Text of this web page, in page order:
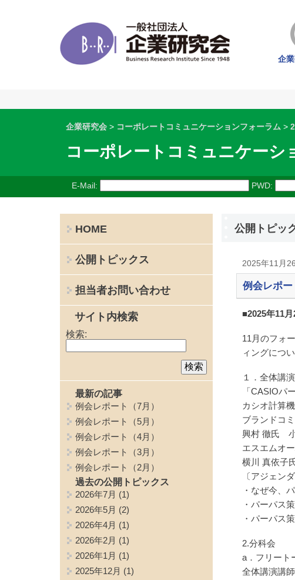
企
企業研究会 > コーポレートコミュニケーションフォーラム >
コーポレートコミュニケーシ
E-Mail: PWD:
公開トピッ
2025年11月
例会レポー
■2025年11月
11月のフォ
ィングにつ
１．全体講演
「CASIOパ
カシオ計算
ブランドコ
興村 徹氏
エスエムオ
横川 真依子
〔アジェンダ
・なぜ今、
・パーパス
・パーパス
2.分科会
a．フリート
全体講演講
HOME
公開トピックス
担当者お問い合わせ
サイト内検索
検索:
最新の記事
例会レポート（7月）
例会レポート（5月）
例会レポート（4月）
例会レポート（3月）
例会レポート（2月）
過去の公開トピックス
2026年7月 (1)
2026年5月 (2)
2026年4月 (1)
2026年2月 (1)
2026年1月 (1)
2025年12月 (1)